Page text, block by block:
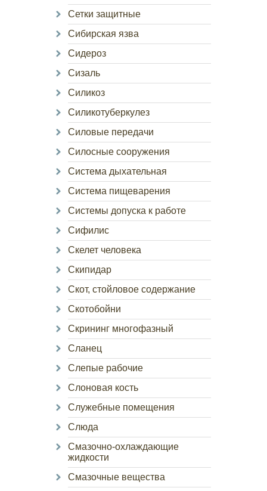
Сетки защитные
Сибирская язва
Сидероз
Сизаль
Силикоз
Силикотуберкулез
Силовые передачи
Силосные сооружения
Система дыхательная
Система пищеварения
Системы допуска к работе
Сифилис
Скелет человека
Скипидар
Скот, стойловое содержание
Скотобойни
Скрининг многофазный
Сланец
Слепые рабочие
Слоновая кость
Служебные помещения
Слюда
Смазочно-охлаждающие
жидкости
Смазочные вещества